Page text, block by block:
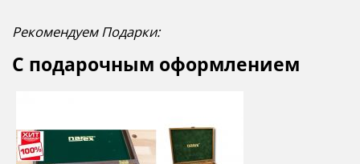
Рекомендуем Подарки:
С подарочным оформлением